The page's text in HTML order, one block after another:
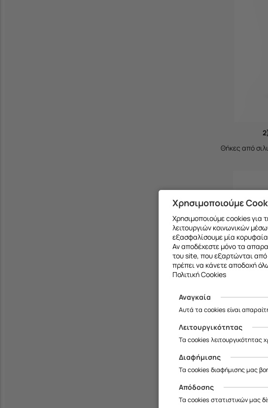
Θήκες από
Θήκες από
Χρησιμοποιούμε
Χρησιμοποιούμε cookies για
λειτουργιών κοινωνικών
εξασφαλίσουμε μία
Αν αποδέχεστε μόνο τα
του site, που εξαρτώνται από
πρέπει να κάνετε αποδοχή
Πολιτική Cookies
Αναγκαία
Αυτά τα cookies είναι
Λειτουργικότητας
Τα cookies λειτουργικότητας
Διαφήμισης
Τα cookies διαφήμισης μας
Απόδοσης
Τα cookies στατιστικών μας